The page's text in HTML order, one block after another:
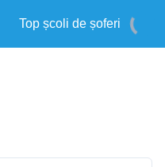
Top școli de șoferi